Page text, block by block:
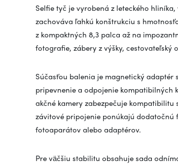
Selfie tyč je vyrobená z leteckého
zachováva ľahkú konštrukciu s
z kompaktných 8,3 palca až na
fotografie, zábery z výšky, cestovateľský
Súčasťou balenia je magnetický
pripevnenie a odpojenie kompatibilných
akčné kamery zabezpečuje
závitové pripojenie ponúkajú
fotoaparátov alebo adaptérov.
Pre väčšiu stabilitu obsahuje sada